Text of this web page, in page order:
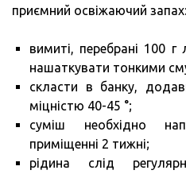
приємний освіжаючий запах:
вимиті, перебрані 100 г
нашаткувати тонкими
скласти в банку,
міцністю 40-45 °;
суміш необхідно
приміщенні 2 тижні;
рідина слід